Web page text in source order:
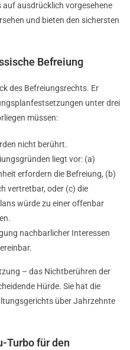
auf ausdrücklich vorgesehene
und bieten den sichersten
Befreiung
des Befreiungsrechts. Er
unter drei
müssen:
nicht berührt.
liegt vor: (a)
erfordern die Befreiung, (b)
vertretbar, oder (c) die
würde zu einer offenbar
nachbarlicher Interessen
– das Nichtberühren der
Hürde. Sie hat die
über Jahrzehnte
Turbo für den